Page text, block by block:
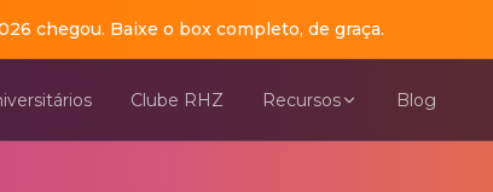
chegou. Baixe o box completo, de graça.
estágios do Brasil. Atua como agente de
Clube RHZ Recursos Blog